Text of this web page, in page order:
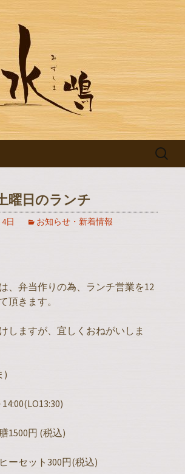
の【水嶋】のブログ
【水嶋】のブログです
検
曜日のランチ
日 お知らせ・新着情報
、弁当作りの為、ランチ営業を12
頂きます。
しますが、宜しくおねがいしま
)
1500円 (税込)
ーセット300円(税込)